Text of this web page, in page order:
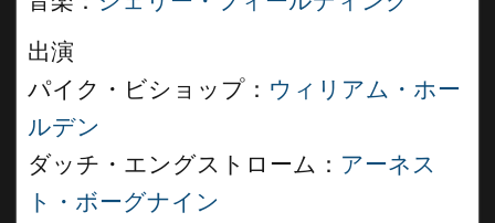
出演
パイク・ビショップ： ウィリアム・ホー
ルデン
ダッチ・エングストローム： アーネス
ト・ボーグナイン